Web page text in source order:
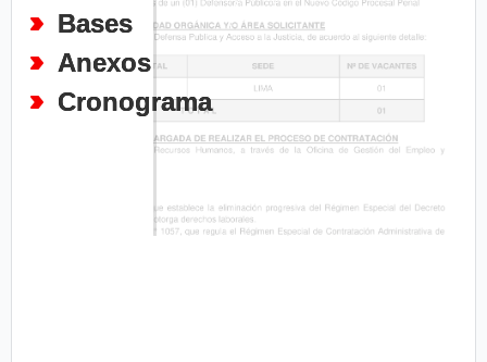
Bases
Anexos
Cronograma